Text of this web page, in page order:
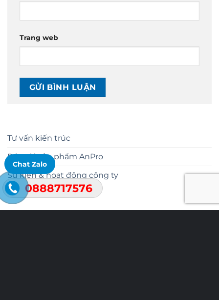
Tư vấn kiến trúc
Báo giá sản phẩm AnPro
Sự kiện & hoạt động công ty
Trang web
Chat Zalo
0888717576